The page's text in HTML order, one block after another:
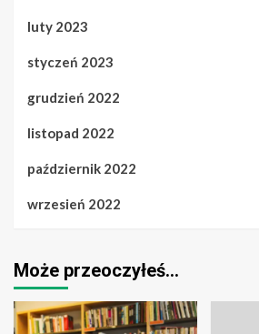
luty 2023
styczeń 2023
grudzień 2022
listopad 2022
październik 2022
wrzesień 2022
Może przeoczyłeś…